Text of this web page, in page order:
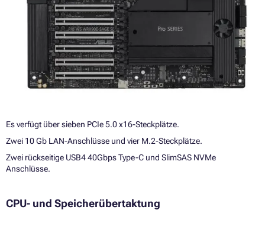
Es verfügt über sieben PCIe 5.0 x16-Steckplätze.
Zwei 10 Gb LAN-Anschlüsse und vier M.2-Steckplätze.
Zwei rückseitige USB4 40Gbps Type-C und SlimSAS NVMe
Anschlüsse.
CPU- und Speicherübertaktung